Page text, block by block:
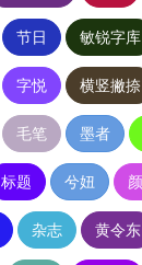
节日 敏锐字库
字悦 横竖撇捺
毛笔 墨者
标题 兮妞
杂志 黄令东